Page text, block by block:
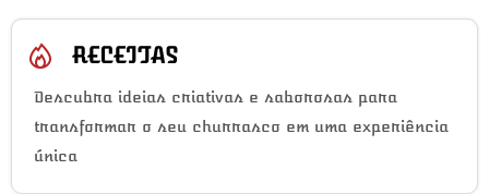
RECEITAS
Descubra ideias criativas e saborosas para
transformar o seu churrasco em uma experiência
única